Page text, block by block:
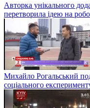
Авторка унікального
перетворила ідею на
Михайло Рогальський
соціального